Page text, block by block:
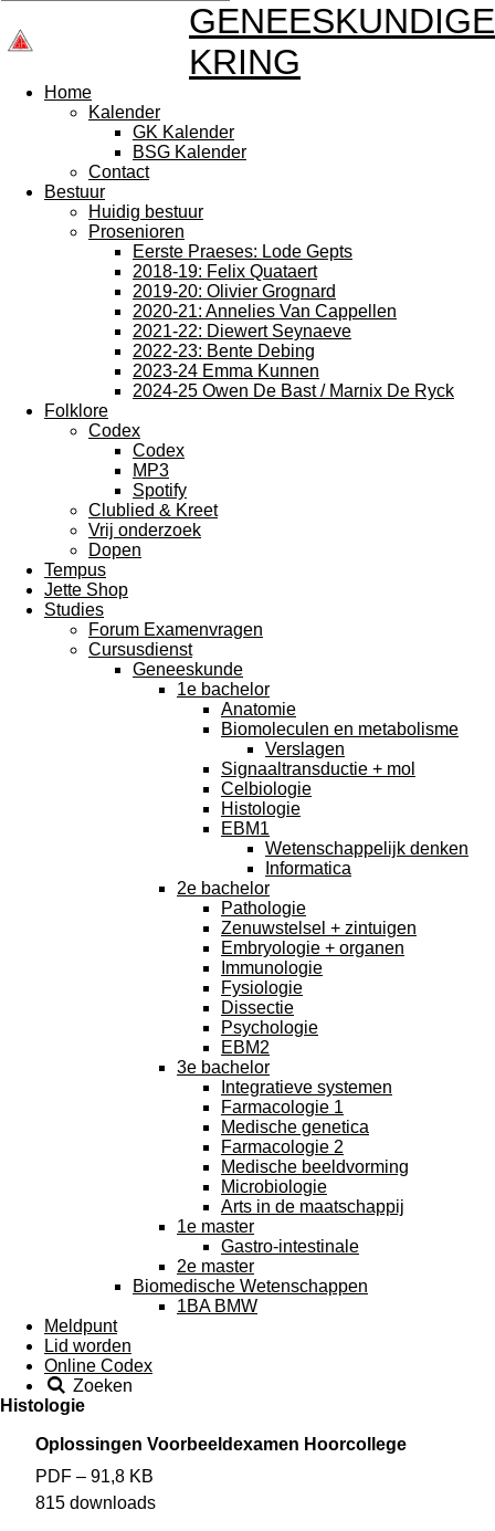
GENEESKUNDIGE
KRING
Home
Kalender
GK Kalender
BSG Kalender
Contact
Bestuur
Huidig bestuur
Prosenioren
Eerste Praeses: Lode Gepts
2018-19: Felix Quataert
2019-20: Olivier Grognard
2020-21: Annelies Van Cappellen
2021-22: Diewert Seynaeve
2022-23: Bente Debing
2023-24 Emma Kunnen
2024-25 Owen De Bast / Marnix De Ryck
Folklore
Codex
Codex
MP3
Spotify
Clublied & Kreet
Vrij onderzoek
Dopen
Tempus
Jette Shop
Studies
Forum Examenvragen
Cursusdienst
Geneeskunde
1e bachelor
Anatomie
Biomoleculen en metabolisme
Verslagen
Signaaltransductie + mol
Celbiologie
Histologie
EBM1
Wetenschappelijk denken
Informatica
2e bachelor
Pathologie
Zenuwstelsel + zintuigen
Embryologie + organen
Immunologie
Fysiologie
Dissectie
Psychologie
EBM2
3e bachelor
Integratieve systemen
Farmacologie 1
Medische genetica
Farmacologie 2
Medische beeldvorming
Microbiologie
Arts in de maatschappij
1e master
Gastro-intestinale
2e master
Biomedische Wetenschappen
1BA BMW
Meldpunt
Lid worden
Online Codex
Zoeken
Histologie
Oplossingen Voorbeeldexamen Hoorcollege
PDF – 91,8 KB
815 downloads